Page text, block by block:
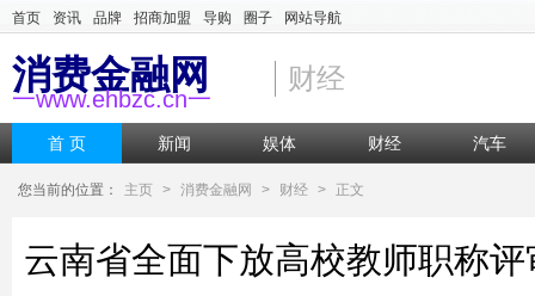
首页 资讯 品牌 招商加盟 导购 圈子 网站导航
消费金融网
一www.ehbzc.cn一
财经
首 页 新闻 娱体 财经 汽车
您当前的位置： 主页 > 消费金融网 > 财经 > 正文
云南省全面下放高校教师职称评